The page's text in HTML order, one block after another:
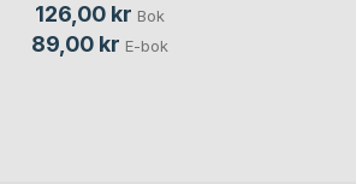
126,00 kr Bok
89,00 kr E-bok